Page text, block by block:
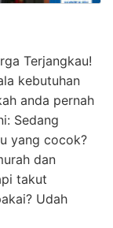
Terjangkau!
kebutuhan
anda pernah
Sedang
yang cocok?
dan
takut
Udah